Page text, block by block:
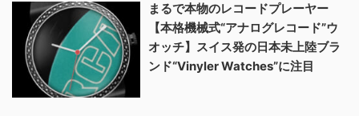
まるで本物のレコードプレーヤー
【本格機械式“アナログレコード”ウ
オッチ】スイス発の日本未上陸ブラ
ンド“Vinyler Watches”に注目